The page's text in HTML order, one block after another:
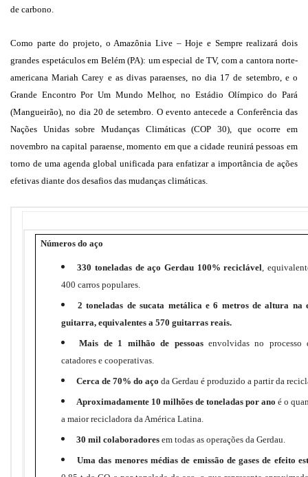
de carbono.
Como parte do projeto, o Amazônia Live – Hoje e Sempre realizará dois
grandes espetáculos em Belém (PA): um especial de TV, com a cantora norte-
americana Mariah Carey e as divas paraenses, no dia 17 de setembro, e o
Grande Encontro Por Um Mundo Melhor, no Estádio Olímpico do Pará
(Mangueirão), no dia 20 de setembro. O evento antecede a Conferência das
Nações Unidas sobre Mudanças Climáticas (COP 30), que ocorre em
novembro na capital paraense, momento em que a cidade reunirá pessoas em
torno de uma agenda global unificada para enfatizar a importância de ações
efetivas diante dos desafios das mudanças climáticas.
Números do aço
330 toneladas de aço Gerdau 100% reciclável,
400 carros populares.
2 toneladas de sucata metálica e 6 metros de altura na
guitarra, equivalentes a 570 guitarras reais.
Mais de 1 milhão de pessoasenvolvidas no processo
catadores e cooperativas.
Cerca de 70% do aço da Gerdau é produzido a partir da
Aproximadamente 10 milhões de toneladas por ano é o
a maior recicladora da América Latina.
30 mil colaboradoresem todas as operações da Gerdau.
Uma das menores médias de emissão de gases de efeito